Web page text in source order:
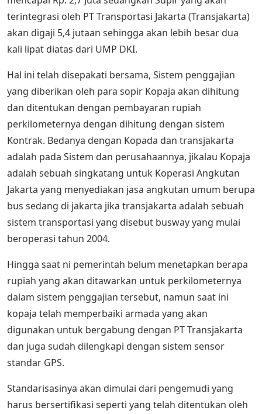
terintegrasi oleh PT Transportasi Jakarta (Transjakarta)
akan digaji 5,4 jutaan sehingga akan lebih besar dua
kali lipat diatas dari UMP DKI.
Hal ini telah disepakati bersama, Sistem penggajian
yang diberikan oleh para sopir Kopaja akan dihitung
dan ditentukan dengan pembayaran rupiah
perkilometernya dengan dihitung dengan sistem
Kontrak. Bedanya dengan Kopada dan transjakarta
adalah pada Sistem dan perusahaannya, jikalau Kopaja
adalah sebuah singkatang untuk Koperasi Angkutan
Jakarta yang menyediakan jasa angkutan umum berupa
bus sedang di jakarta jika transjakarta adalah sebuah
sistem transportasi yang disebut busway yang mulai
beroperasi tahun 2004.
Hingga saat ni pemerintah belum menetapkan berapa
rupiah yang akan ditawarkan untuk perkilometernya
dalam sistem penggajian tersebut, namun saat ini
kopaja telah memperbaiki armada yang akan
digunakan untuk bergabung dengan PT Transjakarta
dan juga sudah dilengkapi dengan sistem sensor
standar GPS.
Standarisasinya akan dimulai dari pengemudi yang
harus bersertifikasi seperti yang telah ditentukan oleh